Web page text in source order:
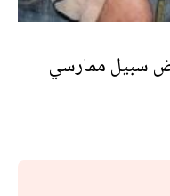
سبيل ممارسي